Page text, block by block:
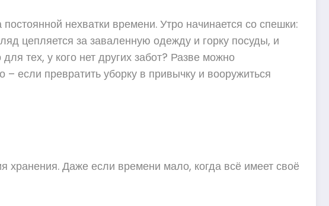
нехватки времени. Утро начинается со спешки:
цепляется за заваленную одежду и горку посуды, и
тех, у кого нет других забот? Разве можно
если превратить уборку в привычку и вооружиться
Даже если времени мало, когда всё имеет своё